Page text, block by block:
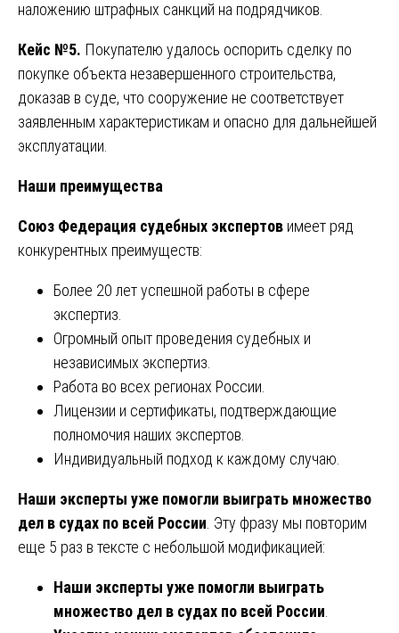
наложению штрафных санкций на подрядчиков.
Кейс №5. Покупателю удалось оспорить сделку по
покупке объекта незавершенного строительства,
доказав в суде, что сооружение не соответствует
заявленным характеристикам и опасно для дальнейшей
эксплуатации.
Наши преимущества
Союз Федерация судебных экспертов имеет ряд
конкурентных преимуществ:
Более 20 лет успешной работы в сфере
экспертиз.
Огромный опыт проведения судебных и
независимых экспертиз.
Работа во всех регионах России.
Лицензии и сертификаты, подтверждающие
полномочия наших экспертов.
Индивидуальный подход к каждому случаю.
Наши эксперты уже помогли выиграть множество
дел в судах по всей России . Эту фразу мы повторим
еще 5 раз в тексте с небольшой модификацией:
Наши эксперты уже помогли выиграть
множество дел в судах по всей России